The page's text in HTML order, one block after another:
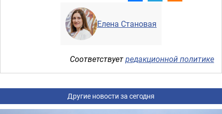
Елена Становая
Соответствуетредакционной политике
Другие новости за сегодня